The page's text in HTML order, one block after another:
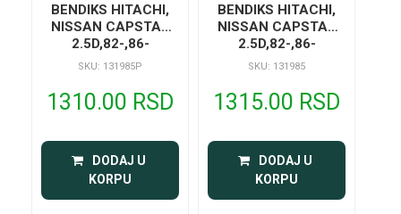
BENDIKS HITACHI,
NISSAN CAPSTAR
2.5D,82-,86-
SKU: 131985P
1310.00 RSD
DODAJ U
KORPU
BENDIKS HITACHI,
NISSAN CAPSTAR
2.5D,82-,86-
SKU: 131985
1315.00 RSD
DODAJ U
KORPU